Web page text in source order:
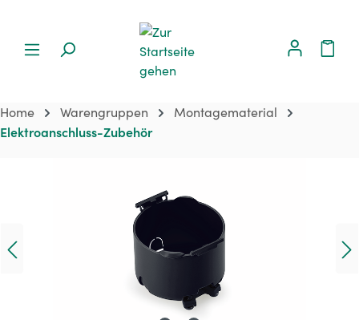
Home Warengruppen Montagematerial
Elektroanschluss-Zubehör